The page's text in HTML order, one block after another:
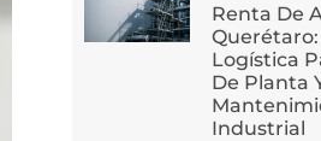
Renta De
Querétaro:
Logística
De Planta
Industrial